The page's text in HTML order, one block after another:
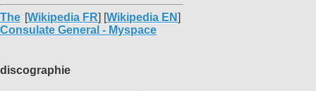
[Wikipedia FR] [Wikipedia EN]
The
Consulate General - Myspace
discographie